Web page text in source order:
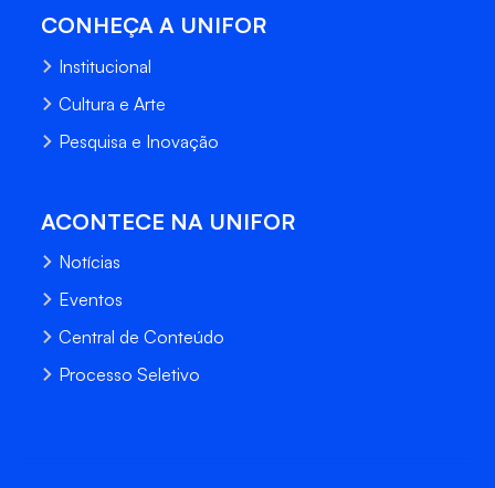
CONHEÇA A UNIFOR
Institucional
Cultura e Arte
Pesquisa e Inovação
ACONTECE NA UNIFOR
Notícias
Eventos
Central de Conteúdo
Processo Seletivo